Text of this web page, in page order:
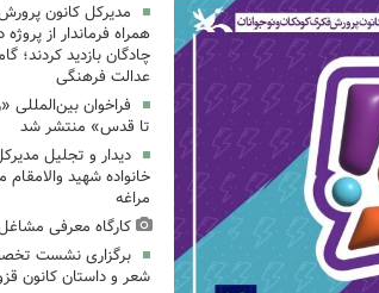
مدیرکل کانون
همراه فرماندار از
چادگان بازدید کردند؛
عدالت فرهنگی
فراخوان بین‌المللی
تا قدس» منتشر شد
دیدار و تجلیل
خانواده شهید والامقام
مراغه
کارگاه معرفی
برگزاری نشست
شعر و داستان کانون